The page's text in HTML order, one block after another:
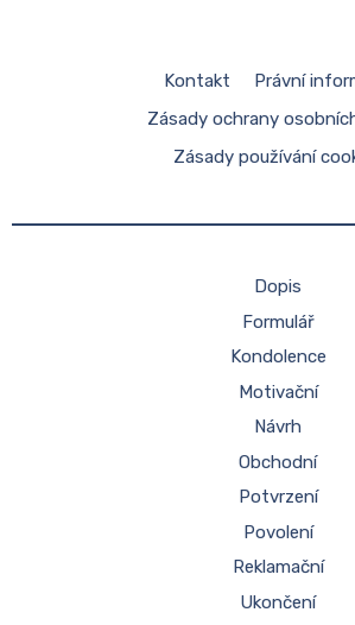
Kontakt
Právní
Zásady ochrany
Zásady používání
Dopis
Formulář
Kondolence
Motivační
Návrh
Obchodní
Potvrzení
Povolení
Reklamační
Ukončení